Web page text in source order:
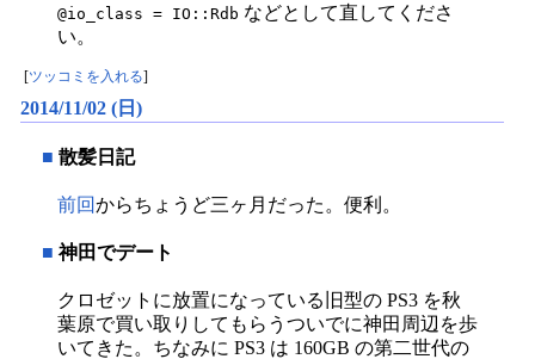
@io_class = IO::Rdb などとして直してくださ
い。
[ツッコミを入れる]
2014/11/02 (日)
■ 散髪日記
前回からちょうど三ヶ月だった。便利。
■ 神田でデート
クロゼットに放置になっている旧型の PS3 を秋
葉原で買い取りしてもらうついでに神田周辺を歩
いてきた。ちなみに PS3 は 160GB の第二世代の